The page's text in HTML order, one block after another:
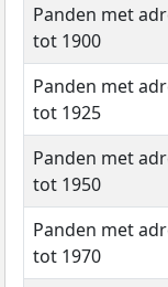
Panden met
tot 1900
Panden met
tot 1925
Panden met
tot 1950
Panden met
tot 1970